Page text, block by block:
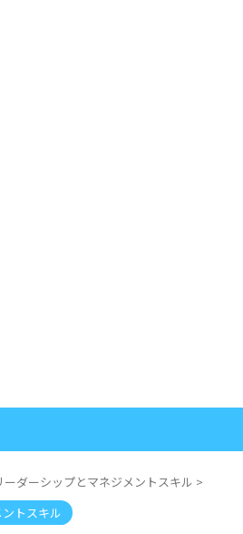
ーダーシップとマネジメントスキル >
トスキル